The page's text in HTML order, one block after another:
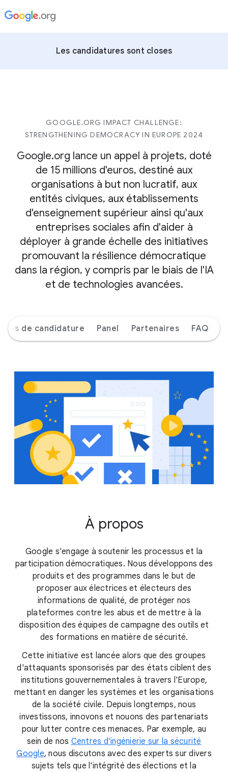
Les candidatures sont closes
GOOGLE.ORG IMPACT CHALLENGE:
STRENGTHENING DEMOCRACY IN EUROPE 2024
Google.org lance un appel à projets, doté
de 15 millions d'euros, destiné aux
organisations à but non lucratif, aux
entités civiques, aux établissements
d'enseignement supérieur ainsi qu'aux
entreprises sociales afin d'aider à
déployer à grande échelle des initiatives
promouvant la résilience démocratique
dans la région, y compris par le biais de l'IA
et de technologies avancées.
de candidature Panel Partenaires FAQ
À propos
Google s'engage à soutenir les processus et la
participation démocratiques. Nous développons des
produits et des programmes dans le but de
proposer aux électrices et électeurs des
informations de qualité, de protéger nos
plateformes contre les abus et de mettre à la
disposition des équipes de campagne des outils et
des formations en matière de sécurité.
Cette initiative est lancée alors que des groupes
d'attaquants sponsorisés par des états ciblent des
institutions gouvernementales à travers l'Europe,
mettant en danger les systèmes et les organisations
de la société civile. Depuis longtemps, nous
investissons, innovons et nouons des partenariats
pour lutter contre ces menaces. Par exemple, au
sein de nos Centres d'ingénierie sur la sécurité
Google, nous discutons avec des experts sur divers
sujets tels que l'intégrité des élections et la